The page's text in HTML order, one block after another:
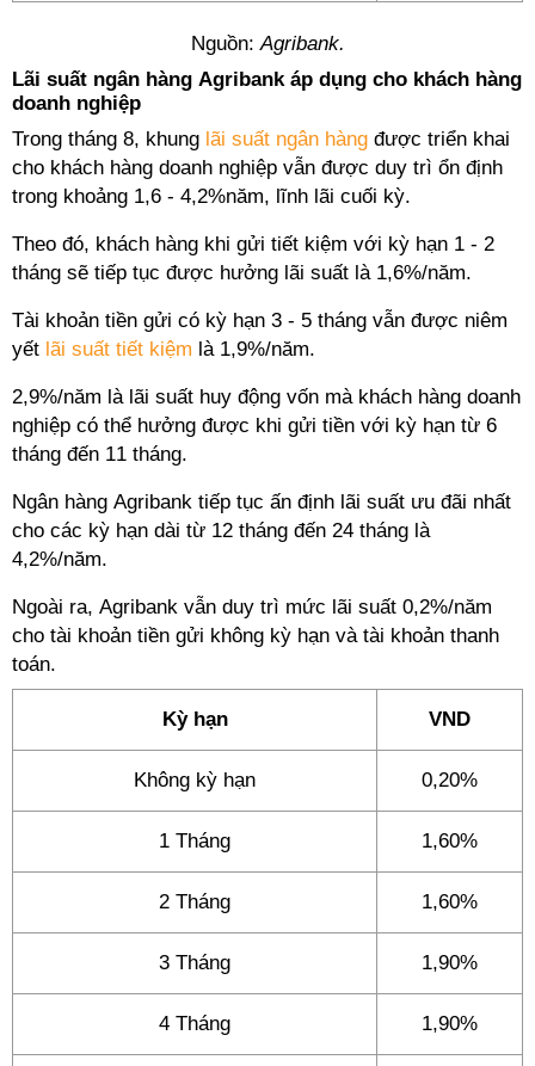
Nguồn:Agribank.
Lãi suất ngân hàng Agribank áp dụng cho khách hàng
doanh nghiệp
Trong tháng 8, khung lãi suất ngân hàng được triển khai
cho khách hàng doanh nghiệp vẫn được duy trì ổn định
trong khoảng 1,6 - 4,2%năm, lĩnh lãi cuối kỳ.
Theo đó, khách hàng khi gửi tiết kiệm với kỳ hạn 1 - 2
tháng sẽ tiếp tục được hưởng lãi suất là 1,6%/năm.
Tài khoản tiền gửi có kỳ hạn 3 - 5 tháng vẫn được niêm
yết lãi suất tiết kiệm là 1,9%/năm.
2,9%/năm là lãi suất huy động vốn mà khách hàng doanh
nghiệp có thể hưởng được khi gửi tiền với kỳ hạn từ 6
tháng đến 11 tháng.
Ngân hàng Agribank tiếp tục ấn định lãi suất ưu đãi nhất
cho các kỳ hạn dài từ 12 tháng đến 24 tháng là
4,2%/năm.
Ngoài ra, Agribank vẫn duy trì mức lãi suất 0,2%/năm
cho tài khoản tiền gửi không kỳ hạn và tài khoản thanh
toán.
Kỳ hạn VND
Không kỳ hạn 0,20%
1 Tháng 1,60%
2 Tháng 1,60%
3 Tháng 1,90%
4 Tháng 1,90%